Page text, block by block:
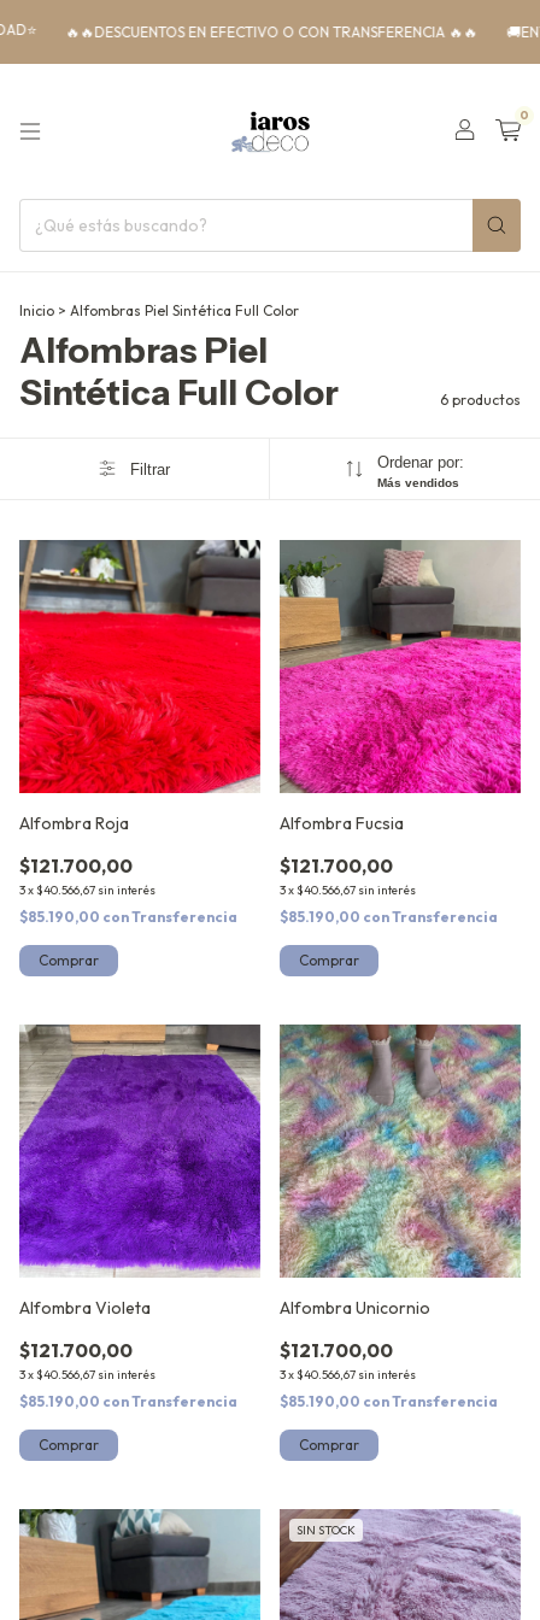
🔥🔥DESCUENTOS EN EFECTIVO O CON TRANSFERENCIA 🔥🔥 🚚ENVIOS
0
Inicio > Alfombras Piel Sintética Full Color
Alfombras Piel
Sintética Full Color
6 productos
Filtrar Ordenar por:
Más vendidos
Alfombra Roja
$121.700,00
3x $40.566,67 sin interés
$85.190,00 conTransferencia
Comprar
Alfombra Fucsia
$121.700,00
3x $40.566,67 sin interés
$85.190,00 conTransferencia
Comprar
Alfombra Violeta
$121.700,00
3x $40.566,67 sin interés
$85.190,00 conTransferencia
Comprar
Alfombra Unicornio
$121.700,00
3x $40.566,67 sin interés
$85.190,00 conTransferencia
Comprar
SIN STOCK